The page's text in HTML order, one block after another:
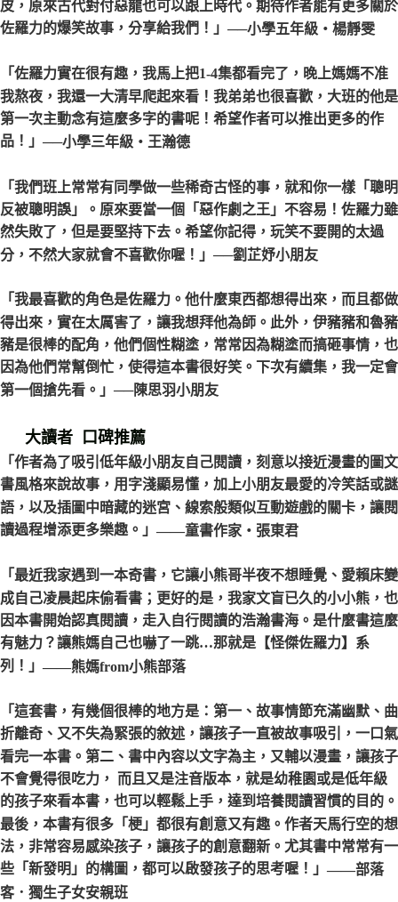
皮，原來古代對付惡龍也可以跟上時代。期待作者能有更多關於
佐羅力的爆笑故事，分享給我們！」 ──小學五年級‧楊靜雯
「佐羅力實在很有趣，我馬上把1-4集都看完了，晚上媽媽不准
我熬夜，我還一大清早爬起來看！我弟弟也很喜歡，大班的他是
第一次主動念有這麼多字的書呢！希望作者可以推出更多的作
品！」 ──小學三年級‧王瀚德
「我們班上常常有同學做一些稀奇古怪的事，就和你一樣「聰明
反被聰明誤」。原來要當一個「惡作劇之王」不容易！佐羅力雖
然失敗了，但是要堅持下去。希望你記得，玩笑不要開的太過
分，不然大家就會不喜歡你喔！」 ──劉芷妤小朋友
「我最喜歡的角色是佐羅力。他什麼東西都想得出來，而且都做
得出來，實在太厲害了，讓我想拜他為師。此外，伊豬豬和魯豬
豬是很棒的配角，他們個性糊塗，常常因為糊塗而搞砸事情，也
因為他們常幫倒忙，使得這本書很好笑。下次有續集，我一定會
第一個搶先看。」 ──陳思羽小朋友
大讀者 口碑推薦
「作者為了吸引低年級小朋友自己閱讀，刻意以接近漫畫的圖文
書風格來說故事，用字淺顯易懂，加上小朋友最愛的冷笑話或謎
語，以及插圖中暗藏的迷宮、線索般類似互動遊戲的關卡，讓閱
讀過程增添更多樂趣。」 ——童書作家‧張東君
「最近我家遇到一本奇書，它讓小熊哥半夜不想睡覺、愛賴床變
成自己凌晨起床偷看書；更好的是，我家文盲已久的小小熊，也
因本書開始認真閱讀，走入自行閱讀的浩瀚書海。是什麼書這麼
有魅力？讓熊媽自己也嚇了一跳…那就是【怪傑佐羅力】系
列！」 ——熊媽from小熊部落
「這套書，有幾個很棒的地方是：第一、故事情節充滿幽默、曲
折離奇、又不失為緊張的敘述，讓孩子一直被故事吸引，一口氣
看完一本書。第二、書中內容以文字為主，又輔以漫畫，讓孩子
不會覺得很吃力， 而且又是注音版本，就是幼稚園或是低年級
的孩子來看本書，也可以輕鬆上手，達到培養閱讀習慣的目的。
最後，本書有很多「梗」都很有創意又有趣。作者天馬行空的想
法，非常容易感染孩子，讓孩子的創意翻新。尤其書中常常有一
些「新發明」的構圖，都可以啟發孩子的思考喔！」 ——部落
客．獨生子女安親班